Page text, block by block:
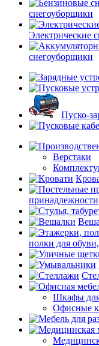
снегоуборщики
Электрические
снегоуборщики
Пуско-
Верстаки
принадлежности
полки для
Шкафы
Офисные